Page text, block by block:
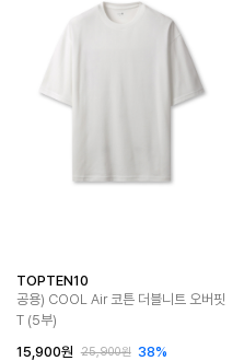
TOPTEN10
공용) COOL Air 코튼 더블니트 오버핏
T (5부)
15,900원
25,900원 38%